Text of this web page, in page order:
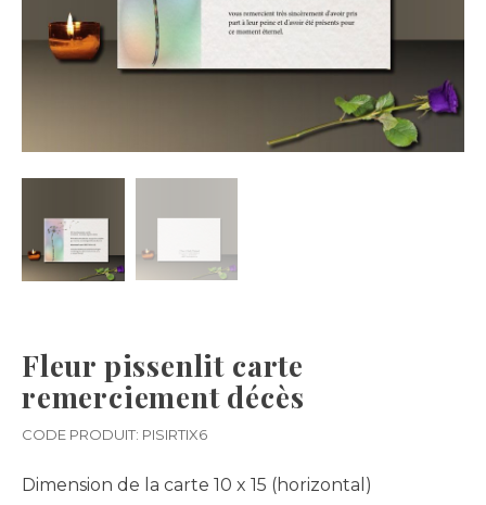
Fleur pissenlit carte
remerciement décès
CODE PRODUIT: PISIRTIX6
Dimension de la carte 10 x 15 (horizontal)